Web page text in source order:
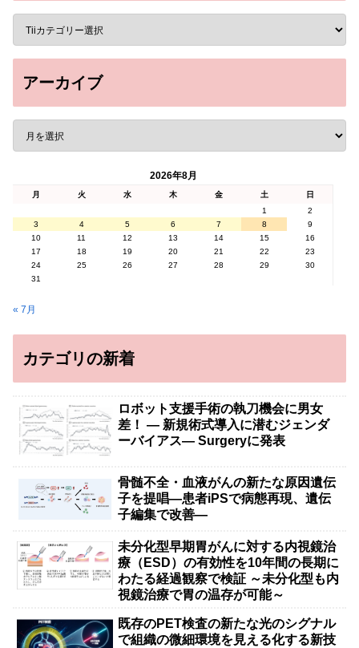
アーカイブ
2026年8月
月 火 水 木 金 土
日
1
2
3
4 5 6 7 8
9
10
11 12 13 14 15
16
17
18 19 20 21 22
23
24
25 26 27 28 29
30
31
« 7月
カテゴリの新着
ロボット支援手術の執刀機会に男女
差！ — 新規術式導入に潜むジェンダ
ーバイアス— Surgeryに発表
骨髄不全・血液がんの新たな原因遺伝
子を提唱―患者iPSで病態再現、遺伝
子編集で改善―
未分化型早期胃がんに対する内視鏡治
療（ESD）の有効性を10年間の長期に
わたる経過観察で検証 ～未分化型も内
視鏡治療で胃の温存が可能～
既存のPET検査の新たな光のシグナル
で組織の微細環境を見える化する新技